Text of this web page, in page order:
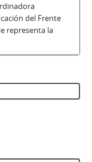
del Frente
representa la